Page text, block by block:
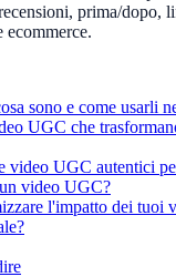
prima/dopo,
ecommerce.
sono e come usarli
UGC che
video UGC autentici
video UGC?
l'impatto dei tuoi